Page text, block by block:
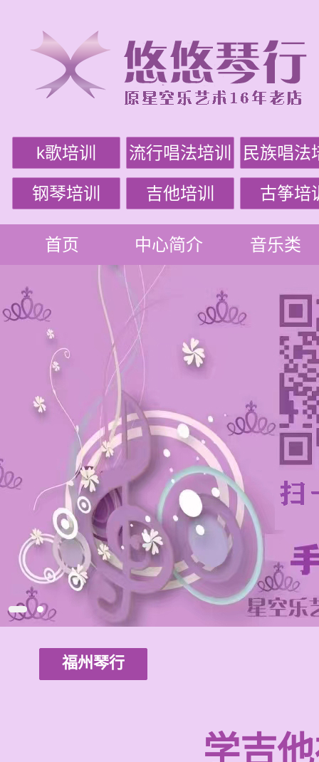
k歌培训 流行唱法培训 民族唱法
钢琴培训 吉他培训 古筝培
首页 中心简介 音乐类
福州琴行
学吉